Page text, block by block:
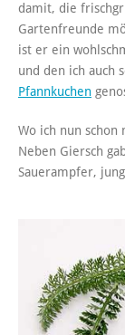
damit, die
Gartenfreunde
ist er ein
und den ich auch
Pfannkuchen
Wo ich nun
Neben Giersch
Sauerampfer,